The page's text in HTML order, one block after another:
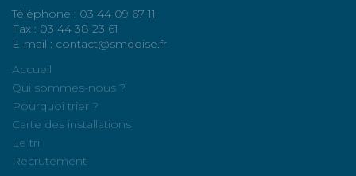
Téléphone : 03 44 09 67 11
Fax : 03 44 38 23 61
E-mail : contact@smdoise.fr
Accueil
Qui sommes-nous ?
Pourquoi trier ?
Carte des installations
Le tri
Recrutement